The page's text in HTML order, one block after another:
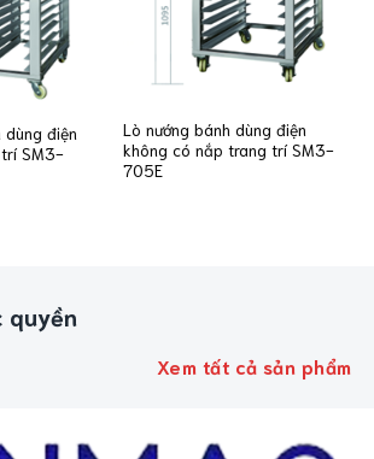
điện
SM3-
Lò nướng bánh dùng điện
không có nắp trang trí SM3-
705E
quyền
Xem tất cả sản phẩm